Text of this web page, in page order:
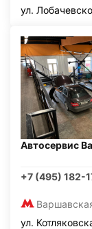
ул.
Автосервис
+7 (495) 182-
ул.